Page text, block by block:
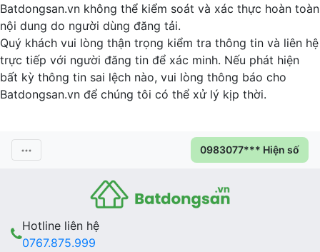
Batdongsan.vn không thể kiểm soát và xác thực hoàn toàn
nội dung do người dùng đăng tải.
Quý khách vui lòng thận trọng kiểm tra thông tin và liên hệ
trực tiếp với người đăng tin để xác minh. Nếu phát hiện
bất kỳ thông tin sai lệch nào, vui lòng thông báo cho
Batdongsan.vn để chúng tôi có thể xử lý kịp thời.
0983077*** Hiện số
Hotline liên hệ
0767.875.999